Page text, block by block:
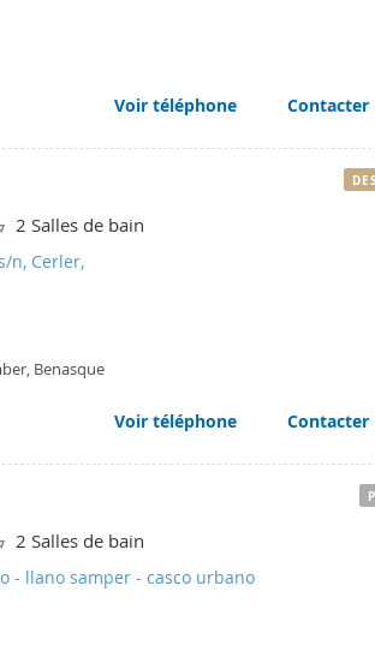
Voir téléphone Contacter
2 Salles de bain
n, Cerler,
Benasque
Voir téléphone Contacter
2 Salles de bain
- llano samper - casco urbano